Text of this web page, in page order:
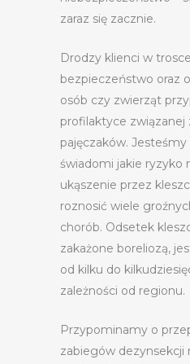
zaraz się zacznie.
Drodzy klienci w
bezpieczeństwo oraz
osób czy zwierząt
profilaktyce
pajęczaków. Jesteśmy
świadomi jakie ryzyko
ukąszenie przez
roznosić wiele
chorób. Odsetek
zakażone boreliozą,
od kilku do
zależności od regionu.
Przypominamy o
zabiegów dezynsekcji